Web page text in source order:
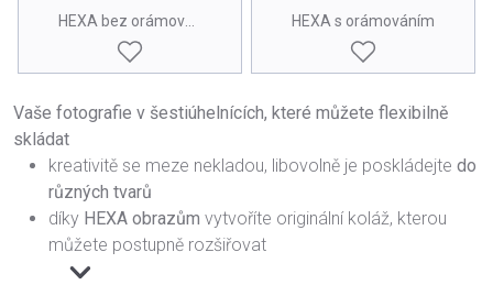
HEXA s orámováním
Vaše fotografie v šestiúhelnících, které můžete flexibilně
skládat
kreativitě se meze nekladou, libovolně je poskládejte do
různých tvarů
díky HEXA obrazům vytvoříte originální koláž, kterou
můžete postupně rozšiřovat